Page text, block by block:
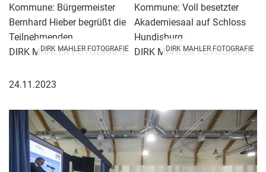
DIRK MAHLER FOTOGRAFIE
Kommune: Bürgermeister
Bernhard Hieber begrüßt die
Teilnehmenden.
DIRK MAHLER FOTOGRAFIE
DIRK MAHLER FOTOGRAFIE
Kommune: Voll besetzter
Akademiesaal auf Schloss
Hundisburg.
DIRK MAHLER FOTOGRAFIE
24.11.2023